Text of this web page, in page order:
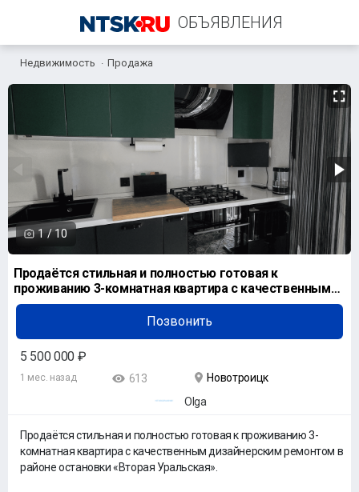
ОБЪЯВЛЕНИЯ
+7 (903) 396-14-49
Недвижимость Продажа
1 / 10
Продаётся стильная и полностью готовая к
проживанию 3-комнатная квартира с качественным
дизайнерским
Позвонить
5 500 000 ₽
1 мес. назад 613
Новотроицк
Olga
Продаётся стильная и полностью готовая к проживанию 3-
комнатная квартира с качественным дизайнерским ремонтом в
районе остановки «Вторая Уральская».